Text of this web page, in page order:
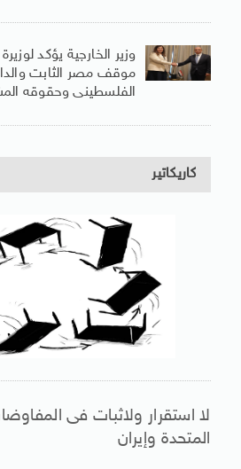
وزير الخارجية يؤكد
موقف مصر الثابت
الفلسطينى وحقوقه
كاريكاتير
لا استقرار ولاثبات فى
المتحدة وإيران